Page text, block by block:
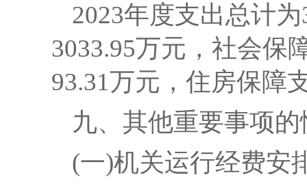
2023年度支出总计
3033.95万元，社会保
93.31万元，住房保障
九、其他重要事项
(一)机关运行经费安